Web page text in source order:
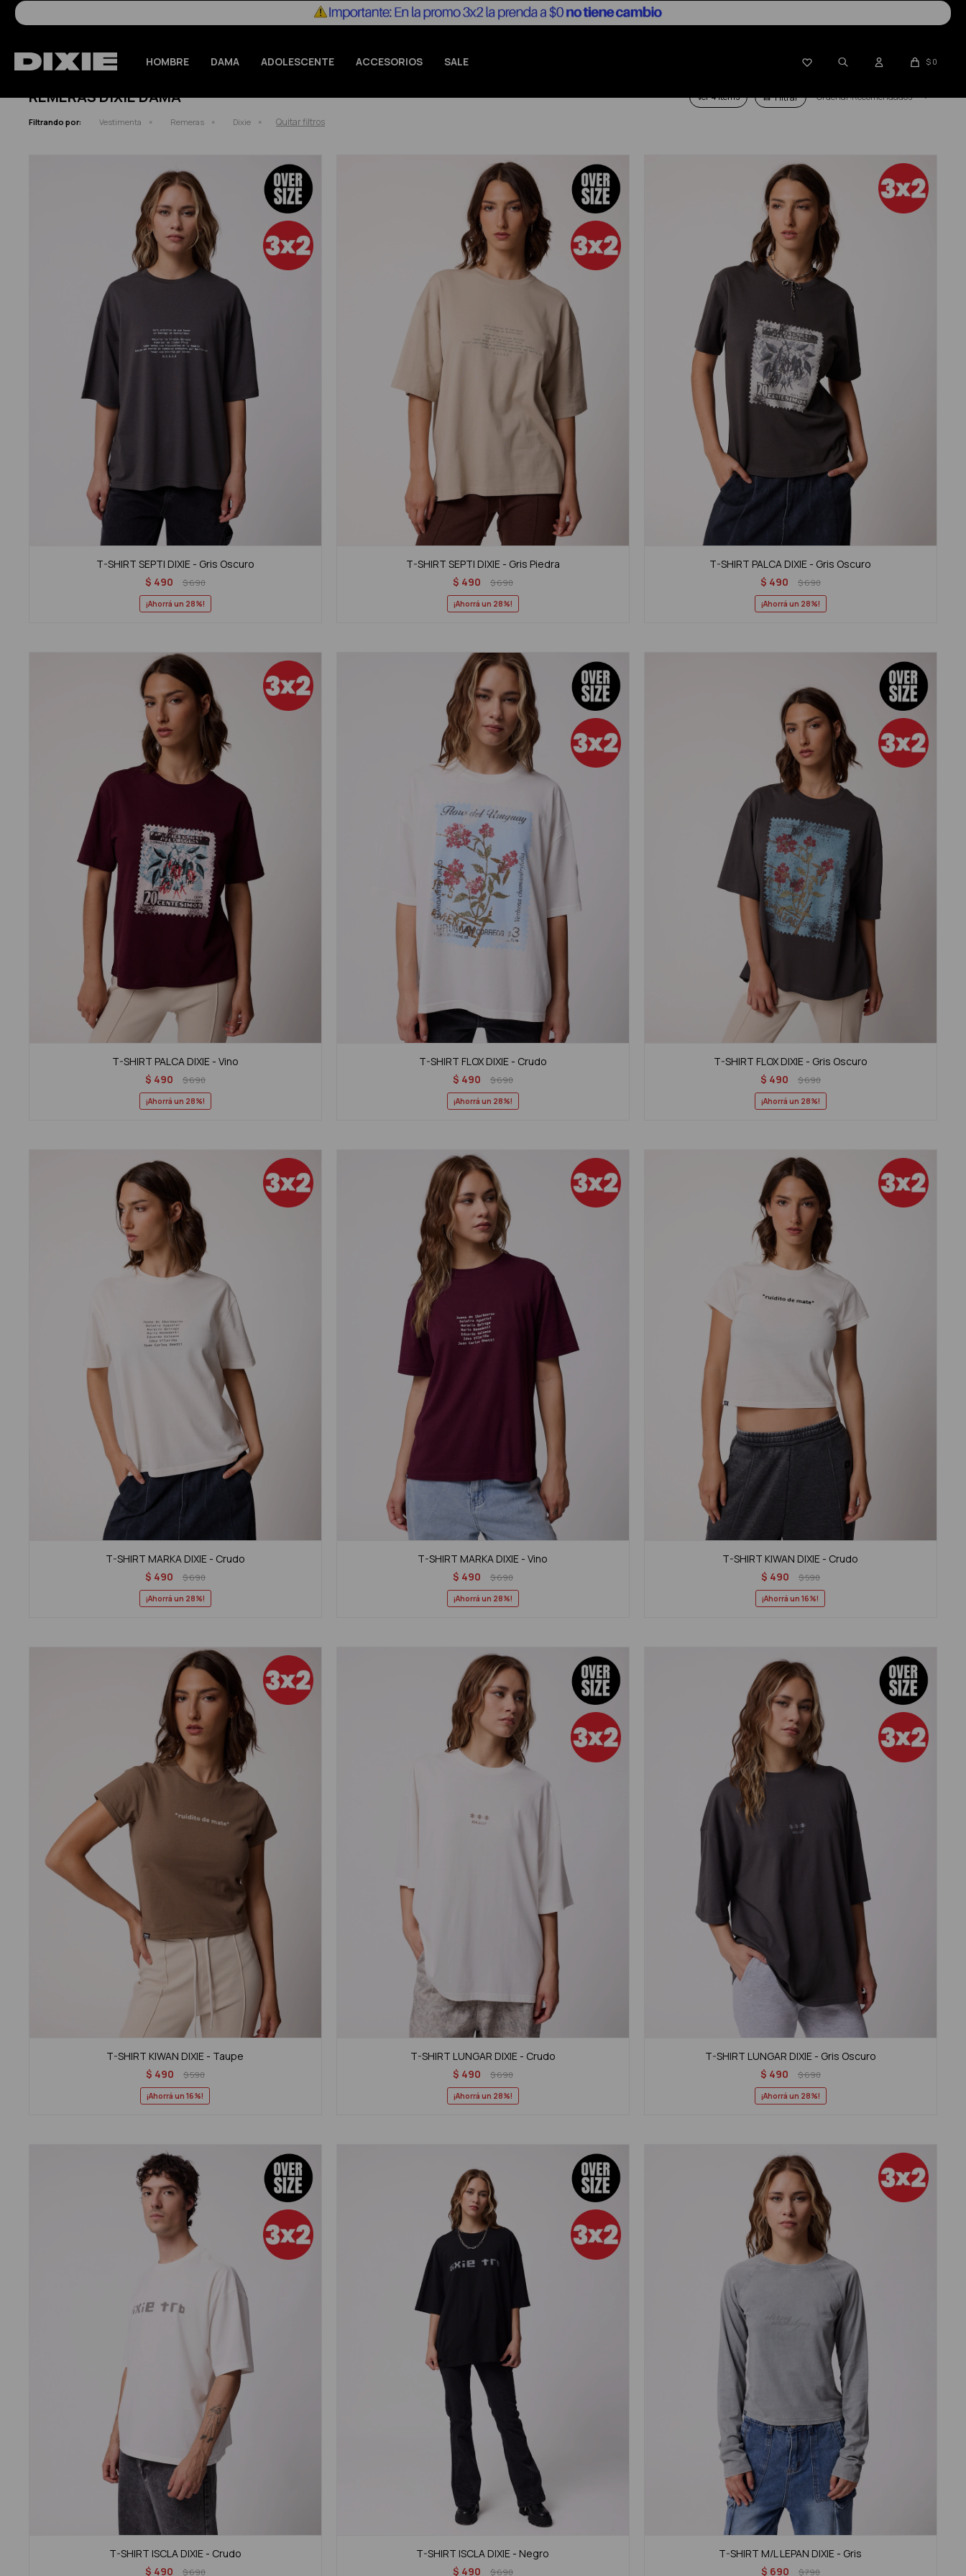
HOMBRE DAMA ADOLESCENTE ACCESORIOS SALE  $ 0
REMERAS DIXIE DAMA Ver Recomendados
Filtrando por: Vestimenta Remeras Dixie Quitar filtros
T-SHIRT SEPTI DIXIE - Gris Oscuro
$ 490 $690
28
T-SHIRT SEPTI DIXIE - Gris Piedra
$ 490 $690
28
T-SHIRT PALCA DIXIE - Gris Oscuro
$ 490 $690
28
T-SHIRT PALCA DIXIE - Vino
$ 490 $690
28
T-SHIRT FLOX DIXIE - Crudo
$ 490 $690
28
T-SHIRT FLOX DIXIE - Gris Oscuro
$ 490 $690
28
T-SHIRT MARKA DIXIE - Crudo
$ 490 $690
28
T-SHIRT MARKA DIXIE - Vino
$ 490 $690
28
T-SHIRT KIWAN DIXIE - Crudo
$ 490 $590
16
T-SHIRT KIWAN DIXIE - Taupe
$ 490 $590
16
T-SHIRT LUNGAR DIXIE - Crudo
$ 490 $690
28
T-SHIRT LUNGAR DIXIE - Gris Oscuro
$ 490 $690
28
T-SHIRT ISCLA DIXIE - Crudo
$ 490 $690
T-SHIRT ISCLA DIXIE - Negro
$ 490 $690
T-SHIRT M/L LEPAN DIXIE - Gris
$ 690 $790